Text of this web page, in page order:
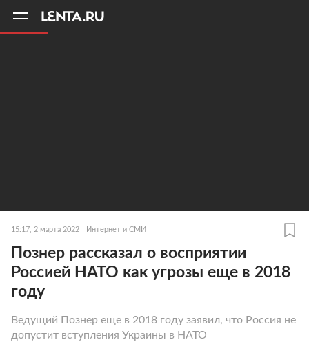
15:17, 2 марта 2022 Интернет и СМИ
Познер рассказал о восприятии
Россией НАТО как угрозы еще в 2018
году
Ведущий Познер еще в 2018 году заявил, что Россия не
допустит вступления Украины в НАТО